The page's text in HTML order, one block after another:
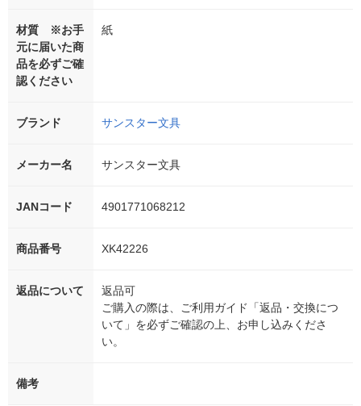
材質 ※お手
元に届いた商
品を必ずご確
認ください
紙
ブランド サンスター文具
メーカー名 サンスター文具
JANコード 4901771068212
商品番号 XK42226
返品について
返品可
ご購入の際は、ご利用ガイド「返品・交換につ
いて」を必ずご確認の上、お申し込みくださ
い。
備考